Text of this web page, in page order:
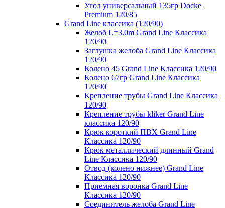
Угол универсальный 135гр Docke
Premium 120/85
Grand Line классика (120/90)
Желоб L=3.0m Grand Line Классика
120/90
Заглушка желоба Grand Line Классика
120/90
Колено 45 Grand Line Классика 120/90
Колено 67гр Grand Line Классика
120/90
Крепление трубы Grand Line Классика
120/90
Крепление трубы kliker Grand Line
классика 120/90
Крюк короткий ПВХ Grand Line
Классика 120/90
Крюк металлический длинный Grand
Line Классика 120/90
Отвод (колено нижнее) Grand Line
Классика 120/90
Приемная воронка Grand Line
Классика 120/90
Соединитель желоба Grand Line